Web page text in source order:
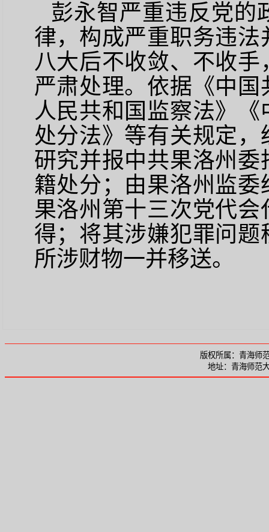
彭永智严重违反党的
律，构成严重职务违
八大后不收敛、不收
严肃处理。依据《中
人民共和国监察法》
处分法》等有关规定
研究并报中共果洛州
籍处分；由果洛州监
果洛州第十三次党代
得；将其涉嫌犯罪问
所涉财物一并移送。
版权所属：青海师
地址：青海师范